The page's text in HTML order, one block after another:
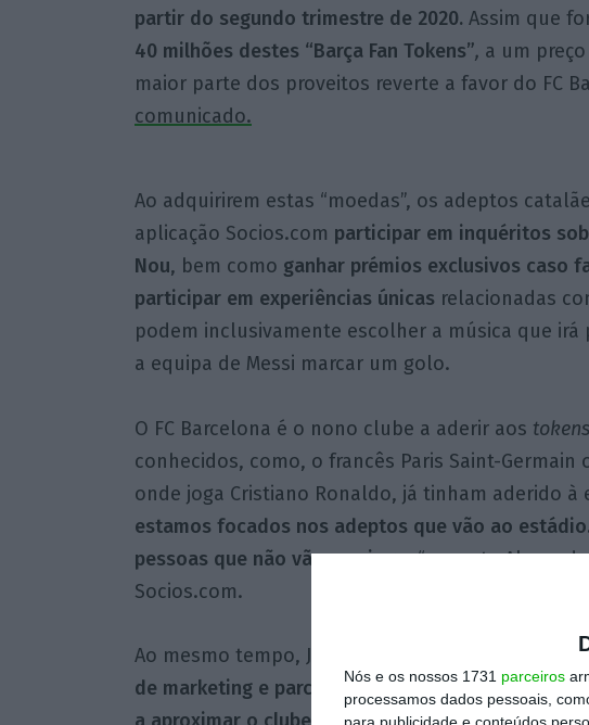
Nós e os nossos 1731 parceiros
processamos dados pessoais,
partir do segundo trimestre de 2020. Assim que
40 milhões destes “Barça Fan Tokens”, a um
maior parte dos proveitos reverte a favor do FC
comunicado.
Ao adquirirem estas “moedas”, os adeptos
aplicação Socios.com participar em inquéritos
Nou, bem como ganhar prémios exclusivos caso
participar em experiências únicas relacionadas
podem inclusivamente escolher a música que irá
a equipa de Messi marcar um golo.
O FC Barcelona é o nono clube a aderir aos tokens
conhecidos, como, o francês Paris Saint-
onde joga Cristiano Ronaldo, já tinham aderido à
estamos focados nos adeptos que vão ao
pessoas que não vão aos jogos“, aponta
Socios.com.
Ao mesmo tempo, Josep Pont garante que este
de marketing e parcerias inovadoras numa clara